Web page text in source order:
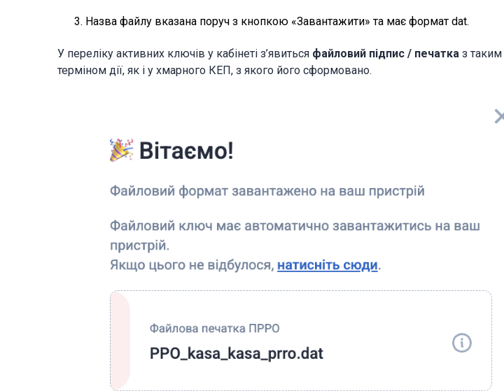
Назва файлу вказана поруч з кнопкою «Завантажити» та має формат dat.
У переліку активних ключів у кабінеті з’явиться файловий підпис / печатка з
терміном дії, як і у хмарного КЕП, з якого його сформовано.